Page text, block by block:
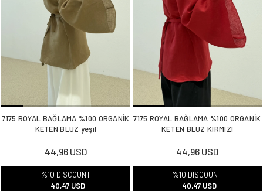
7175 ROYAL BAĞLAMA %100 ORGANİK
KETEN BLUZ yeşil
44,96 USD
%10 DISCOUNT
40,47 USD
7175 ROYAL BAĞLAMA %100 ORGANİK
KETEN BLUZ KIRMIZI
44,96 USD
%10 DISCOUNT
40,47 USD